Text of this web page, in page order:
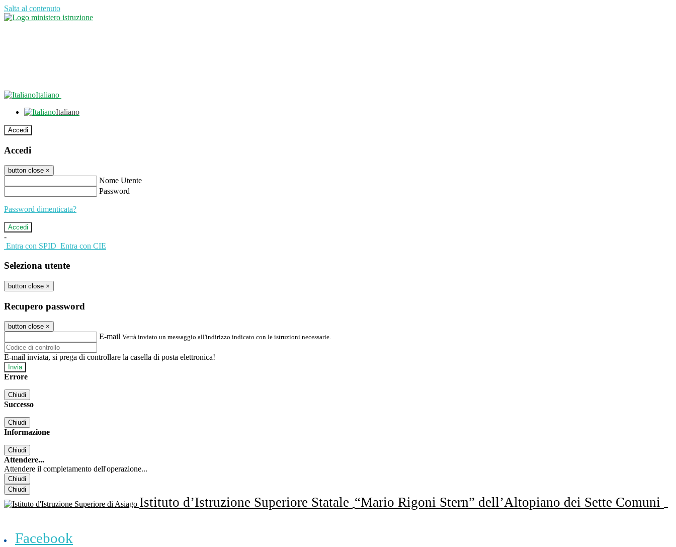
Salta al contenuto
Italiano
Italiano
Accedi
Accedi
button close ×
Nome Utente
Password
Password dimenticata?
-
Entra con SPID Entra con CIE
Seleziona utente
button close ×
Recupero password
button close ×
E-mail Verrà inviato un messaggio all'indirizzo indicato con le istruzioni necessarie.
E-mail inviata, si prega di controllare la casella di posta elettronica!
Errore
Chiudi
Successo
Chiudi
Informazione
Chiudi
Attendere...
Attendere il completamento dell'operazione...
Chiudi
Chiudi
Istituto d’Istruzione Superiore Statale “Mario Rigoni Stern” dell’Altopiano dei Sette Comuni
Facebook